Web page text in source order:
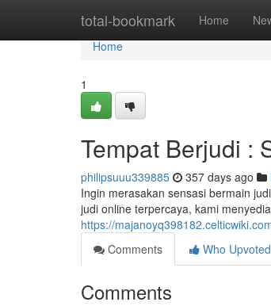
total-bookmark Home
Home
Home
1
Tempat Berjudi :
philipsuuu339885 357 days ago
Ingin merasakan sensasi bermain
judi online terpercaya, kami
https://
Comments
Who Upvoted
Comments